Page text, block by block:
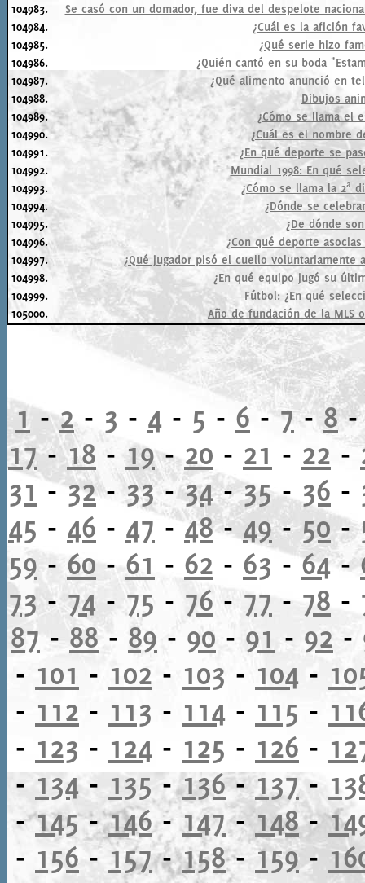
104983.
Se casó con un domador, fue diva del despelote
104984.
¿Cuál es la afición
104985.
¿Qué serie hizo
104986.
¿Quién cantó en su boda
104987.
¿Qué alimento anunció en
104988.
Dibujos
104989.
¿Cómo se llama el
104990.
¿Cuál es el nombre
104991.
¿En qué deporte se
104992.
Mundial 1998: En qué
104993.
¿Cómo se llama la 2ª
104994.
¿Dónde se
104995.
¿De dónde
104996.
¿Con qué deporte
104997.
¿Qué jugador pisó el cuello voluntariamente
104998.
¿En qué equipo jugó su
104999.
Fútbol: ¿En qué
105000.
Año de fundación de la MLS
1-2- 3 - 4 - 5 - 6 -7-8
17-18-19-20 - 21 - 22 -
31 -32-33-34-35- 36 -
45 - 46 - 47 -48-49-50-
59 - 60 - 61 - 62 - 63 -64-
73 -74 -75 - 76 - 77 - 78 -
87 - 88- 89 - 90 - 91 - 92 -
- 101 - 102 - 103 - 104 -
- 112 - 113 - 114 - 115 -
- 123 - 124 - 125 - 126 -
-134-135-136-137-
-145-146-147-148-
- 156 - 157-158-159-